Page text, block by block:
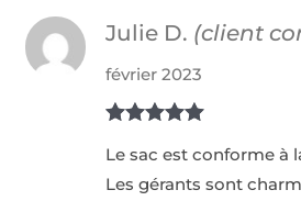
5
Julie D. (client
février 2023
Le sac est conforme à
Les gérants sont